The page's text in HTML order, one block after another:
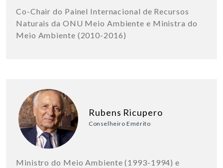
Co-Chair do Painel Internacional de Recursos
Naturais da ONU Meio Ambiente e Ministra do
Meio Ambiente (2010-2016)
Rubens Ricupero
Conselheiro Emérito
Ministro do Meio Ambiente (1993-1994) e